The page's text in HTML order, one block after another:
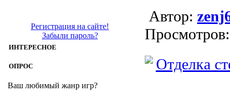
Регистрация на сайте!
Забыли пароль?
ИНТЕРЕСНОЕ
ОПРОС
Ваш любимый жанр игр?
Aвтор: